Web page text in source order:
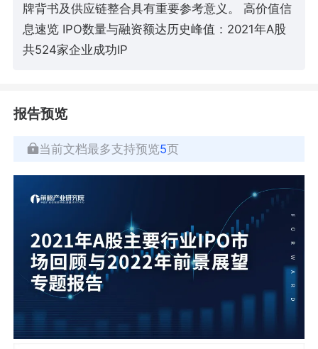
牌背书及供应链整合具有重要参考意义。 高价值信
息速览 IPO数量与融资额达历史峰值：2021年A股
共524家企业成功IP
报告预览
当前文档最多支持预览5页